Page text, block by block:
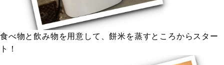
食べ物と飲み物を用意して、餅米を蒸すところからスター
ト！